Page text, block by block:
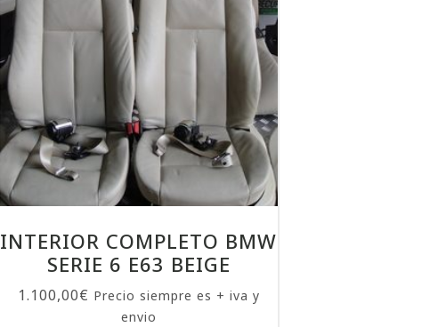
INTERIOR COMPLETO BMW
SERIE 6 E63 BEIGE
1.100,00€ Precio siempre es + iva y
envio